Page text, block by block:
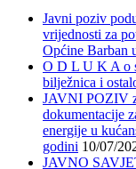
Javni poziv
vrijednosti za
Općine Barban
O D L U K A o
bilježnica i
JAVNI POZIV
dokumentacije
energije u
godini 10/07/
JAVNO